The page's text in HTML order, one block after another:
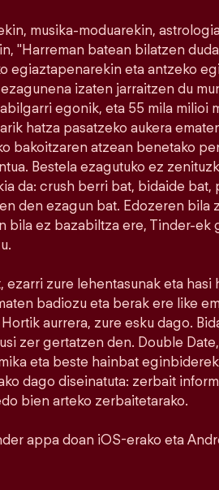
musika-moduarekin,
"Harreman batean bilatzen
egiaztapenarekin eta antzeko
izaten jarraitzen du
egonik, eta 55 mila milioi
hatza pasatzeko aukera
bakoitzaren atzean benetako
Bestela ezagutuko ez
da: crush berri bat, bidaide
den ezagun bat. Edozeren bila
bila ez bazabiltza ere, Tinder-ek
ezarri zure lehentasunak eta hasi
badiozu eta berak ere like
aurrera, zure esku dago.
zer gertatzen den. Double
eta beste hainbat
dago diseinatuta: zerbait
bien arteko zerbaitetarako.
appa doan iOS-erako eta